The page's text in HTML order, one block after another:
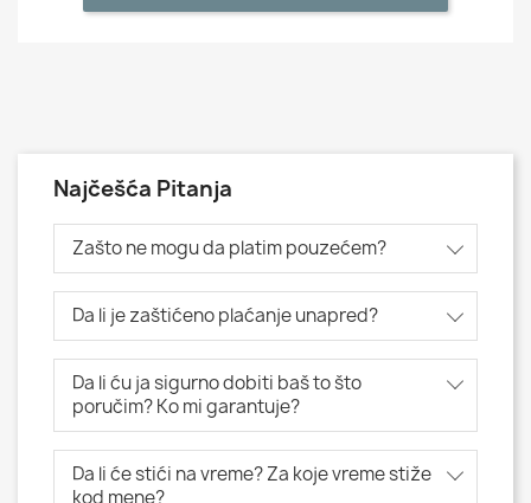
Najčešća Pitanja
Zašto ne mogu da platim pouzećem?
Da li je zaštićeno plaćanje unapred?
Da li ću ja sigurno dobiti baš to što
poručim? Ko mi garantuje?
Da li će stići na vreme? Za koje vreme stiže
kod mene?